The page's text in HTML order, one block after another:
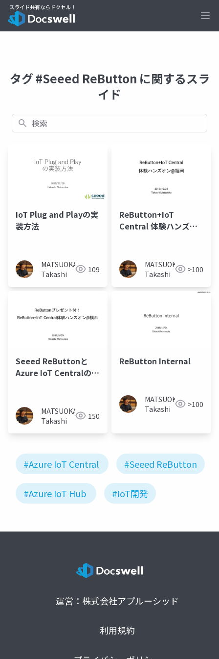
タグ #Seeed ReButton に関するスラ
イド
検索
IoT Plug and Playの実
装方法
MATSUOKA
Takashi
109
ReButton+IoT
Central 体験ハンズオ
MATSUOKA
Takashi
>100
Seeed ReButtonと
Azure IoT Centralの紹
MATSUOKA
Takashi
150
ReButton Internal
MATSUOKA
Takashi
>100
#Azure IoT Central #Seeed ReButton
#Azure IoT Hub #IoT開発
運営：株式会社アプルーシッド
利用規約